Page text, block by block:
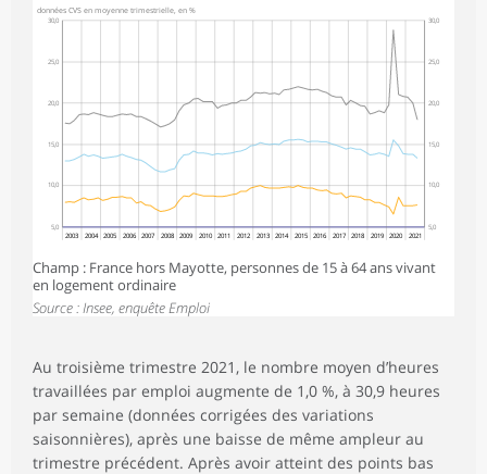
5,0
10,0
15,0
20,0
25,0
30,0
5,0
10,0
15,0
20,0
25,0
30,0
données CVS en moyenne trimestrielle, en %
2003 2004 2005 2006 2007 2008 2009 2010 2011 2012 2013 2014 2015 2016 2017 2018 2019 2020 2021
Champ : France hors Mayotte, personnes de 15 à 64 ans vivant
en logement ordinaire
Source : Insee, enquête Emploi
Au troisième trimestre 2021, le nombre moyen d’heures
travaillées par emploi augmente de 1,0 %, à 30,9 heures
par semaine (données corrigées des variations
saisonnières), après une baisse de même ampleur au
trimestre précédent. Après avoir atteint des points bas